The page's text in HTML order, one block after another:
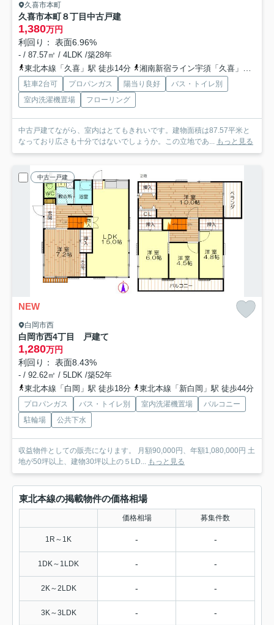
久喜市本町
久喜市本町８丁目中古戸建
1,380万円
利回り： 表面6.96%
- / 87.57㎡ / 4LDK /築28年
東北本線「久喜」駅 徒歩14分
湘南新宿ライン宇須「久喜」駅 徒歩14分
駐車2台可 プロパンガス 陽当り良好
バス・トイレ別
室内洗濯機置場
フローリング
中古戸建てながら、室内はとてもきれいです。建物面積は87.57平米と
なっており広さも十分ではないでしょうか。この立地であ... もっと見る
中古一戸建
NEW
白岡市西
白岡市西4丁目 戸建て
1,280万円
利回り： 表面8.43%
- / 92.62㎡ / 5LDK /築52年
東北本線「白岡」駅 徒歩18分
東北本線「新白岡」駅 徒歩44分
プロパンガス バス・トイレ別 室内洗濯機置場
バルコニー
駐輪場
公共下水
収益物件としての販売になります。 月額90,000円、年額1,080,000円 土
地が50坪以上、建物30坪以上の５LD... もっと見る
東北本線の掲載物件の価格相場
価格相場 募集件数
1R～1K - -
1DK～1LDK - -
2K～2LDK - -
3K～3LDK - -